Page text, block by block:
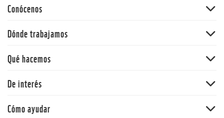
Conócenos
60 aniversario
Nuestras políticas
Dónde trabajamos
Andes
Orinoquia
Qué hacemos
Cambio climático y energía
De interés
Cómo ayudar